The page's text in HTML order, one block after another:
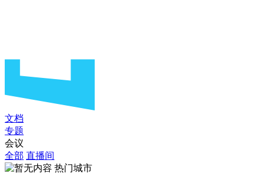
文档
专题
会议
全部 直播间
热门城市